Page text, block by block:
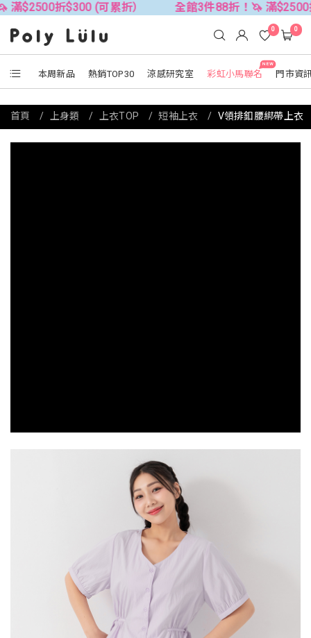
(可累折） 全館3件88折！🦄 滿$2500折$300 (可
本周新品 熱銷TOP30 涼感研究室
NEW
彩虹小馬聯名 門市資
0 0
首頁 上身類 上衣TOP 短袖上衣 V領排釦腰綁帶上衣